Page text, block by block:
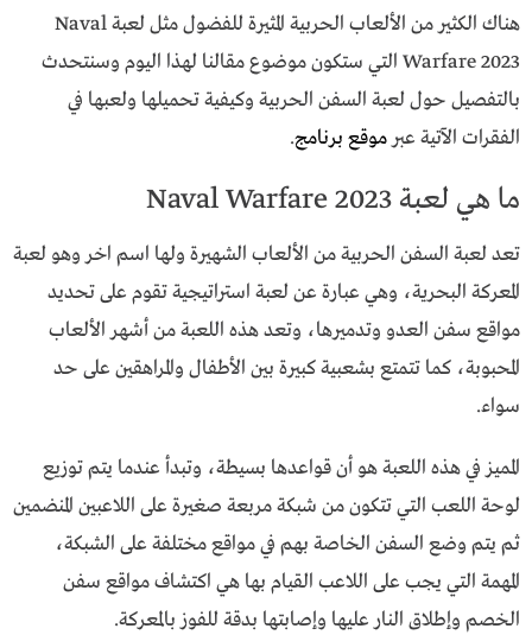
هناك الكثير من الألعاب الحربية المثيرة للفضول مثل لعبة Naval
Warfare 2023 التي ستكون موضوع مقالنا لهذا اليوم وسنتحدث
بالتفصيل حول لعبة السفن الحربية وكيفية تحميلها ولعبها في
الفقرات الآتية عبر موقع برنامج.
ما هي لعبة Naval Warfare 2023
تعد لعبة السفن الحربية من الألعاب الشهيرة ولها اسم اخر وهو لعبة
المعركة البحرية، وهي عبارة عن لعبة استراتيجية تقوم على تحديد
مواقع سفن العدو وتدميرها، وتعد هذه اللعبة من أشهر الألعاب
المحبوبة، كما تتمتع بشعبية كبيرة بين الأطفال والمراهقين على حد
سواء.
المميز في هذه اللعبة هو أن قواعدها بسيطة، وتبدأ عندما يتم توزيع
لوحة اللعب التي تتكون من شبكة مربعة صغيرة على اللاعبين المنضمين
ثم يتم وضع السفن الخاصة بهم في مواقع مختلفة على الشبكة،
المهمة التي يجب على اللاعب القيام بها هي اكتشاف مواقع سفن
الخصم وإطلاق النار عليها وإصابتها بدقة للفوز بالمعركة.